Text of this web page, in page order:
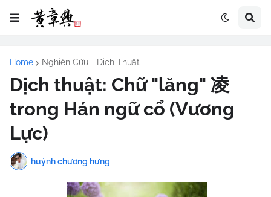
Home Nghiên Cứu - Dịch Thuật
Dịch thuật: Chữ "lăng" 凌
trong Hán ngữ cổ (Vương
Lực)
huỳnh chương hưng